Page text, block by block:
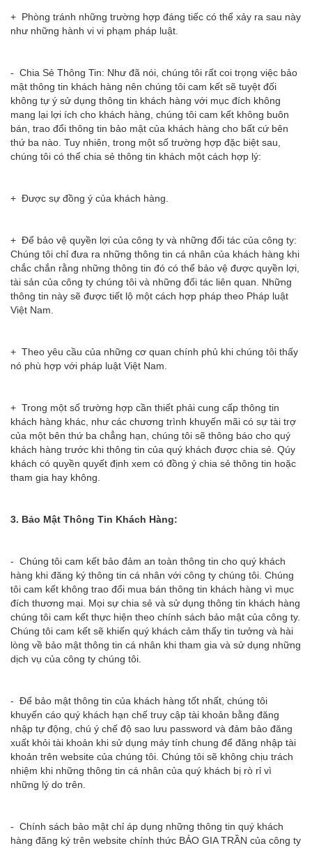
+ Phòng tránh những trường hợp đáng tiếc có thể xảy ra sau này
như những hành vi vi phạm pháp luật.
- Chia Sẻ Thông Tin: Như đã nói, chúng tôi rất coi trọng việc bảo
mật thông tin khách hàng nên chúng tôi cam kết sẽ tuyệt đối
không tự ý sử dụng thông tin khách hàng với mục đích không
mang lại lợi ích cho khách hàng, chúng tôi cam kết không buôn
bán, trao đổi thông tin bảo mật của khách hàng cho bất cứ bên
thứ ba nào. Tuy nhiên, trong một số trường hợp đặc biệt sau,
chúng tôi có thể chia sẻ thông tin khách một cách hợp lý:
+ Được sự đồng ý của khách hàng.
+ Để bảo vệ quyền lợi của công ty và những đối tác của công ty:
Chúng tôi chỉ đưa ra những thông tin cá nhân của khách hàng khi
chắc chắn rằng những thông tin đó có thể bảo vệ được quyền lợi,
tài sản của công ty chúng tôi và những đối tác liên quan. Những
thông tin này sẽ được tiết lộ một cách hợp pháp theo Pháp luật
Việt Nam.
+ Theo yêu cầu của những cơ quan chính phủ khi chúng tôi thấy
nó phù hợp với pháp luật Việt Nam.
+ Trong một số trường hợp cần thiết phải cung cấp thông tin
khách hàng khác, như các chương trình khuyến mãi có sự tài trợ
của một bên thứ ba chẳng hạn, chúng tôi sẽ thông báo cho quý
khách hàng trước khi thông tin của quý khách được chia sẻ. Qúy
khách có quyền quyết định xem có đồng ý chia sẻ thông tin hoặc
tham gia hay không.
3. Bảo Mật Thông Tin Khách Hàng:
- Chúng tôi cam kết bảo đảm an toàn thông tin cho quý khách
hàng khi đăng ký thông tin cá nhân với công ty chúng tôi. Chúng
tôi cam kết không trao đổi mua bán thông tin khách hàng vì mục
đích thương mại. Mọi sự chia sẻ và sử dụng thông tin khách hàng
chúng tôi cam kết thực hiện theo chính sách bảo mật của công ty.
Chúng tôi cam kết sẽ khiến quý khách cảm thấy tin tưởng và hài
lòng về bảo mật thông tin cá nhân khi tham gia và sử dụng những
dịch vụ của công ty chúng tôi.
- Để bảo mật thông tin của khách hàng tốt nhất, chúng tôi
khuyến cáo quý khách hạn chế truy cập tài khoản bằng đăng
nhập tự động, chú ý chế độ sao lưu password và đảm bảo đăng
xuất khỏi tài khoản khi sử dụng máy tính chung để đăng nhập tài
khoản trên website của chúng tôi. Chúng tôi sẽ không chịu trách
nhiệm khi những thông tin cá nhân của quý khách bị rò rỉ vì
những lý do trên.
- Chính sách bảo mật chỉ áp dụng những thông tin quý khách
hàng đăng ký trên website chính thức BẢO GIA TRẦN của công ty